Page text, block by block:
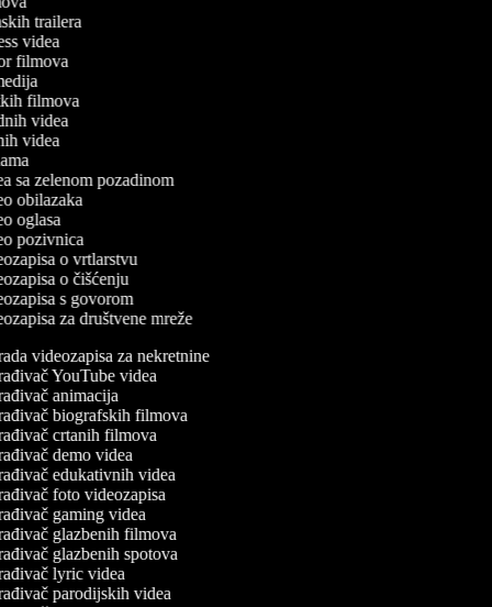
trailera
videa
filmova
filmova
videa
videa
sa zelenom pozadinom
obilazaka
oglasa
pozivnica
o vrtlarstvu
o čišćenju
s govorom
za društvene mreže
videozapisa za nekretnine
YouTube videa
animacija
biografskih filmova
crtanih filmova
demo videa
edukativnih videa
foto videozapisa
gaming videa
glazbenih filmova
glazbenih spotova
lyric videa
parodijskih videa